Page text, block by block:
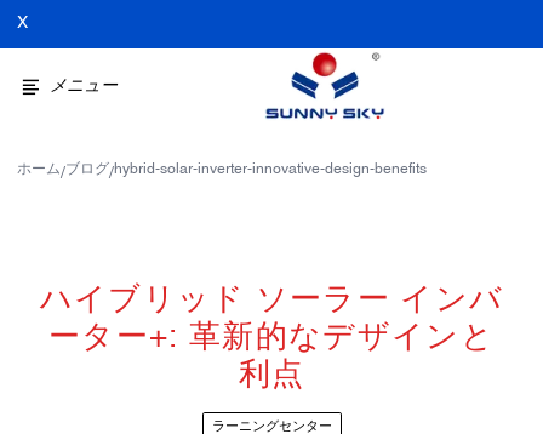
X
メニュー
ホーム/ブログ/hybrid-solar-inverter-innovative-design-benefits
ハイブリッド ソーラー インバ
ーター+: 革新的なデザインと
利点
ラーニングセンター